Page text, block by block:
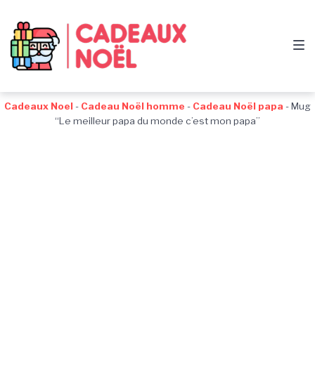
navigation
au
contenu
au
pied
de
Cadeaux Noel - Cadeau Noël homme - Cadeau Noël papa -Mug
“Le meilleur papa du monde c’est mon papa”